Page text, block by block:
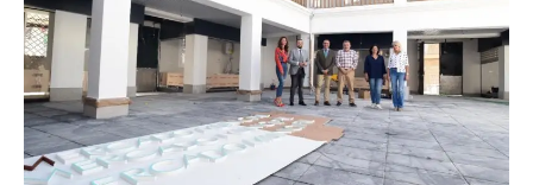
del
Mercado
Municipal
de
Abastos
de